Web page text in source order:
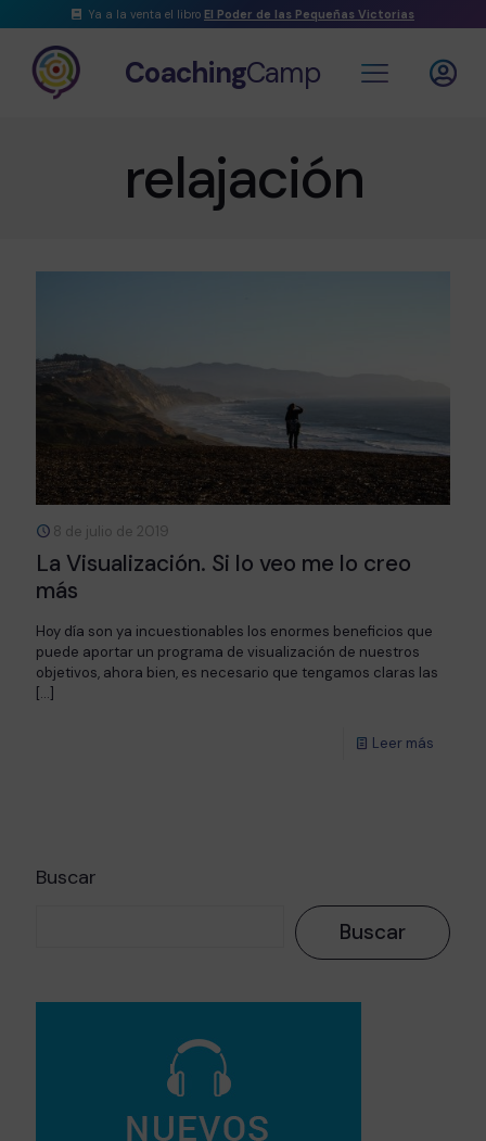
Ya a la venta el libro El Poder de las Pequeñas Victorias
CoachingCamp
relajación
8 de julio de 2019
La Visualización. Si lo veo me lo creo
más
Hoy día son ya incuestionables los enormes beneficios que
puede aportar un programa de visualización de nuestros
objetivos, ahora bien, es necesario que tengamos claras las
[…]
Leer más
Buscar
Buscar